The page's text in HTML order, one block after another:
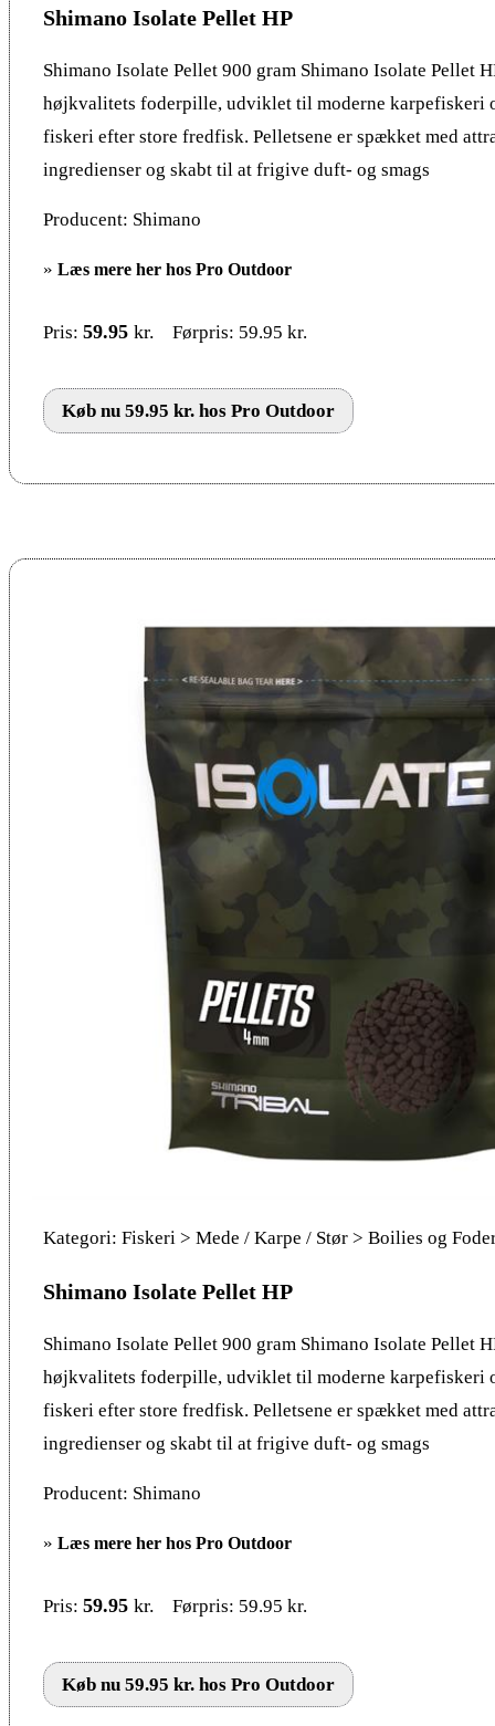
Shimano Isolate Pellet HP
Shimano Isolate Pellet 900 gram Shimano Isolate Pellet
højkvalitets foderpille, udviklet til moderne karpefiskeri
fiskeri efter store fredfisk. Pelletsene er spækket med
ingredienser og skabt til at frigive duft- og smags
Producent: Shimano
» Læs mere her hos Pro Outdoor
Pris: 59.95 kr. Førpris: 59.95 kr.
Køb nu 59.95 kr. hos Pro Outdoor
Kategori: Fiskeri > Mede / Karpe / Stør > Boilies og
Shimano Isolate Pellet HP
Shimano Isolate Pellet 900 gram Shimano Isolate Pellet
højkvalitets foderpille, udviklet til moderne karpefiskeri
fiskeri efter store fredfisk. Pelletsene er spækket med
ingredienser og skabt til at frigive duft- og smags
Producent: Shimano
» Læs mere her hos Pro Outdoor
Pris: 59.95 kr. Førpris: 59.95 kr.
Køb nu 59.95 kr. hos Pro Outdoor